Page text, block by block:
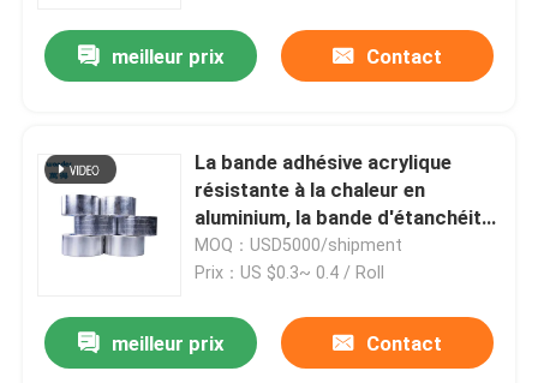
meilleur prix Contact
La bande adhésive acrylique
résistante à la chaleur en
aluminium, la bande d'étanchéité
en argent 30m de longueur
MOQ：USD5000/shipment
Prix：US $0.3~ 0.4 / Roll
meilleur prix Contact